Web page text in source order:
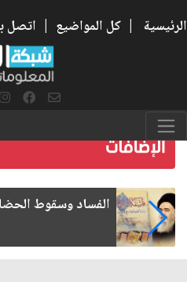
الرئيسية | كل المواضيع | اتصل
رواتب الموظفين